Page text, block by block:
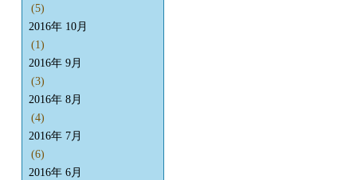
(5)
2016年 10月
(1)
2016年 9月
(3)
2016年 8月
(4)
2016年 7月
(6)
2016年 6月